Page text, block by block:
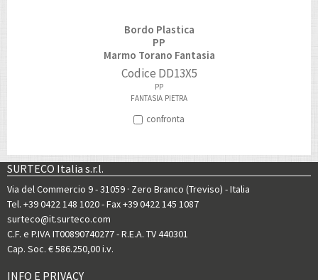
Bordo Plastica
PP
Marmo Torano Fantasia
Codice DD13X5
PP
FANTASIA PIETRA
confronta
SURTECO Italia s.r.l.
Via del Commercio 9 - 31059 · Zero Branco (Treviso) - Italia
Tel. +39 0422 148 1020- Fax +39 0422 145 1087
surteco@it.surteco.com
C.F. e P.IVA IT00890740277 - R.E.A. TV 440301
Cap. Soc. € 586.250,00 i.v.
INFO E PRIVACY